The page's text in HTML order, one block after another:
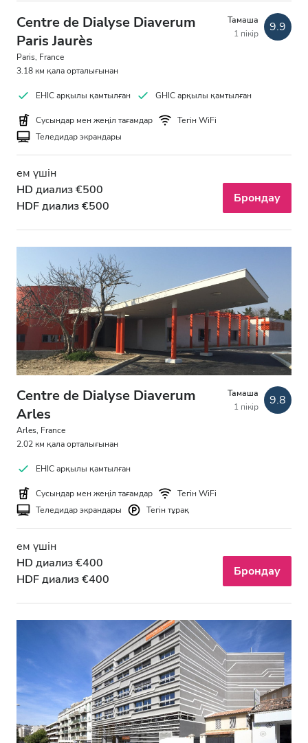
Centre de Dialyse Diaverum
Paris Jaurès
Paris, France
3.18 км қала орталығынан
Тамаша
1 пікір
9.9
EHIC арқылы қамтылған GHIC арқылы қамтылған
Сусындар мен жеңіл тағамдар
Тегін WiFi
Теледидар экрандары
ем үшін
HD диализ €500
HDF диализ €500
Брондау
Centre de Dialyse Diaverum
Arles
Arles, France
2.02 км қала орталығынан
Тамаша
1 пікір
9.8
EHIC арқылы қамтылған
Сусындар мен жеңіл тағамдар
Тегін WiFi
Теледидар экрандары
Тегін тұрақ
ем үшін
HD диализ €400
HDF диализ €400
Брондау